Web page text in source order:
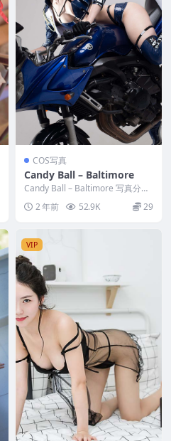
COS写真
Candy Ball – Baltimore
Candy Ball – Baltimore 写真分
2 年前 52.9K 29
VIP